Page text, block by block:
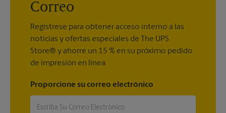
Correo
Regístrese para obtener acceso interno a las
noticias y ofertas especiales de The UPS
Store® y ahorre un 15 % en su próximo pedido
de impresión en línea.
Proporcione su correo electrónico